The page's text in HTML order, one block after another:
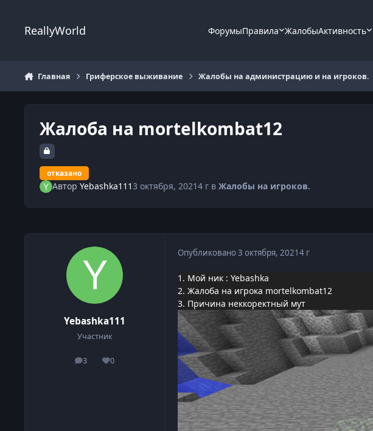
ReallyWorld ФорумыПравила ЖалобыАктивность
Главная Гриферское выживание Жалобы на администрацию и на игроков.
Жалоба на mortelkombat12
отказано
Автор Yebashka1113 октября, 20214 гв Жалобы на игроков.
Yebashka111
Участник
3
сообщения
0
Репутация
Опубликовано3 октября, 20214 г
1. Мой ник : Yebashka
2. Жалоба на игрока mortelkombat12
3. Причина неккоректный мут